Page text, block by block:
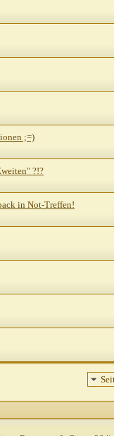
;=)
?!?
in Not-Treffen!